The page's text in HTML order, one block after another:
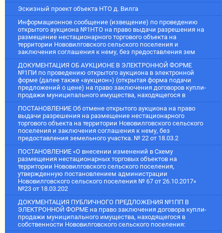
Эскизный проект объекта НТО д. Вилга
Информационное сообщение (извещение) по проведению
открытого аукциона №1НТО на право выдачи разрешения на
размещение нестационарного торгового объекта на
территории Нововилговского сельского поселения и
заключения соглашения к нему, без предоставления зем
ДОКУМЕНТАЦИЯ ОБ АУКЦИОНЕ В ЭЛЕКТРОННОЙ ФОРМЕ
№1ПИ по проведению открытого аукциона в электронной
форме (далее также «аукцион») (открытая форма подачи
предложений о цене) на право заключения договоров купли-
продажи муниципального имущества, находящегося в
ПОСТАНОВЛЕНИЕ Об отмене открытого аукциона на право
выдачи разрешения на размещение нестационарного
торгового объекта на территории Нововилговского сельского
поселения и заключения соглашения к нему, без
предоставления земельного участка. № 22 от 18.03.2
ПОСТАНОВЛЕНИЕ «О внесении изменений в Схему
размещения нестационарных торговых объектов на
территории Нововилговского сельского поселения,
утвержденную постановлением администрации
Нововилговского сельского поселения № 67 от 26.10.2017»
№23 от 18.03.202
ДОКУМЕНТАЦИЯ ПУБЛИЧНОГО ПРЕДЛОЖЕНИЯ №1ПП В
ЭЛЕКТРОННОЙ ФОРМЕ на право заключения договора купли-
продажи муниципального имущества, находящегося в
собственности Нововилговского сельского поселения: